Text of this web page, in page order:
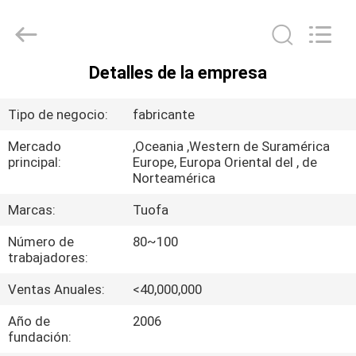
CASA.
PRODUCTOS
SOBRE
NOSOTROS
RECORRIDO
POR
LA
Tuofa
Technology
Detalles de la empresa
Tipo de negocio:
fabricante
Mercado
principal:
,Oceania ,Western de Suramérica
Europe, Europa Oriental del , de
Norteamérica
Marcas:
Tuofa
Número de
trabajadores:
80~100
Ventas Anuales:
<40,000,000
Año de
fundación:
2006